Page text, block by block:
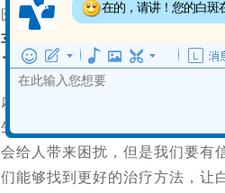
医生的建议进行选择。
预防与护理
对于白癜风的预防与护理，
虑等负面情绪的影响。 ② 注意
生素、蛋白质等营养物质。 ④
会给人带来困扰，但是我们要有
们能够找到更好的治疗方法，让
在的，请讲！您的白斑